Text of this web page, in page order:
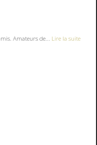
Amateurs de... Lire la suite